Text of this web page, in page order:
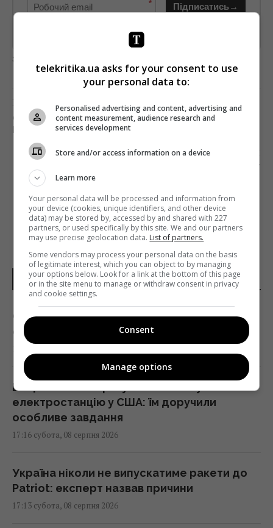
* Підписатись→
Предоставлено SendPulse
загрузка...
Попередня стаття
СЕРІАЛ «КОЗАКИ. АБСОЛЮТНО БРЕХЛИВА
ІСТОРІЯ» ПОКАЖУТЬ У КІНОТЕАТРАХ
Наступна стаття
DZIDZIO СТАНЕ ЗОРЯНИМ ДЕТЕКТИВОМ У ШОУ
НОВИНИ УКРАЇНИ І СВІТУ
Один трагічний випадок змусив чоловіка
схуднути на 25 кг за пів року, - The Mirror
Вівці та віслюк врятували сонячну
електростанцію у США: їм доручили
особливе завдання
17:16 субота, 08 серпня 2026
Україна ніколи не випускатиме ракети до
Patriot: експерт назвав причини
17:13 субота, 08 серпня 2026
telekritika.ua asks for your consent to use
your personal data to:
Personalised advertising and content, advertising and
content measurement, audience research and
services development
Store and/or access information on a device
Learn more
Your personal data will be processed and information from
your device (cookies, unique identifiers, and other device
data) may be stored by, accessed by and shared with 227
partners, or used specifically by this site. We and our partners
may use precise geolocation data. List of partners.
Some vendors may process your personal data on the basis
of legitimate interest, which you can object to by managing
your options below. Look for a link at the bottom of this page
or in the site menu to manage or withdraw consent in privacy
and cookie settings.
Consent
Manage options